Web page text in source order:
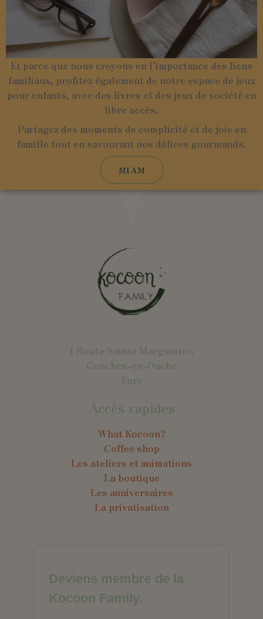
Et parce que nous croyons en l’importance des liens
familiaux, profitez également de notre espace de jeux
pour enfants, avec des livres et des jeux de société en
libre accès.
Partagez des moments de complicité et de joie en
famille tout en savourant nos délices gourmands.
MIAM
1 Route Sainte Marguerite,
Conches-en-Ouche
Eure
Accès rapides
What Kocoon?
Coffee shop
Les ateliers et animations
La boutique
Les anniversaires
La privatisation
Deviens membre de la
Kocoon Family.